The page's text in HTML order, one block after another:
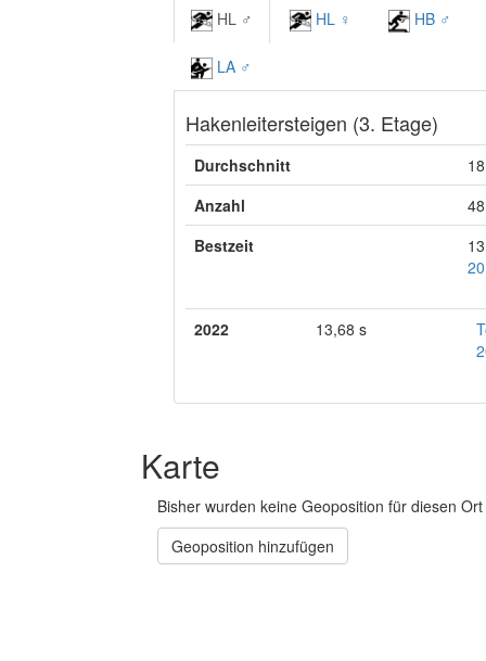
HL ♂ HL ♀ HB ♂
LA ♂
Hakenleitersteigen (3. Etage)
Durchschnitt
Anzahl
48
Bestzeit
2022 13,68 s
Karte
Bisher wurden keine Geoposition für diesen
Geoposition hinzufügen